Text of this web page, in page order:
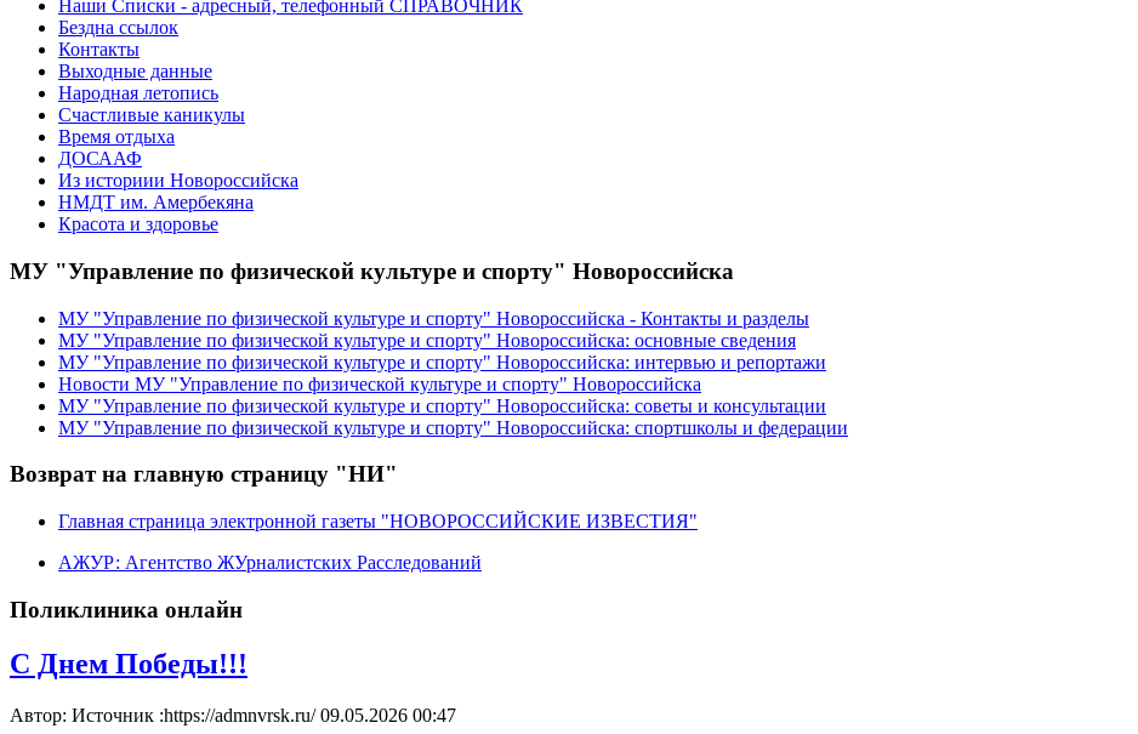
Наши Списки - адресный, телефонный СПРАВОЧНИК
Бездна ссылок
Контакты
Выходные данные
Народная летопись
Счастливые каникулы
Время отдыха
ДОСААФ
Из историии Новороссийска
НМДТ им. Амербекяна
Красота и здоровье
МУ "Управление по физической культуре и спорту" Новороссийска
МУ "Управление по физической культуре и спорту" Новороссийска - Контакты и разделы
МУ "Управление по физической культуре и спорту" Новороссийска: основные сведения
МУ "Управление по физической культуре и спорту" Новороссийска: интервью и репортажи
Новости МУ "Управление по физической культуре и спорту" Новороссийска
МУ "Управление по физической культуре и спорту" Новороссийска: советы и консультации
МУ "Управление по физической культуре и спорту" Новороссийска: спортшколы и федерации
Возврат на главную страницу "НИ"
Главная страница электронной газеты "НОВОРОССИЙСКИЕ ИЗВЕСТИЯ"
АЖУР: Агентство ЖУрналистских Расследований
Поликлиника онлайн
С Днем Победы!!!
Автор: Источник :https://admnvrsk.ru/09.05.2026 00:47